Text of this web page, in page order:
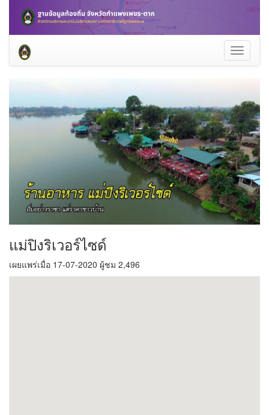
Toggle
แม่ปิงริเวอร์ไซด์
เผยแพร่เมื่อ 17-07-2020 ผู้ชม 2,496